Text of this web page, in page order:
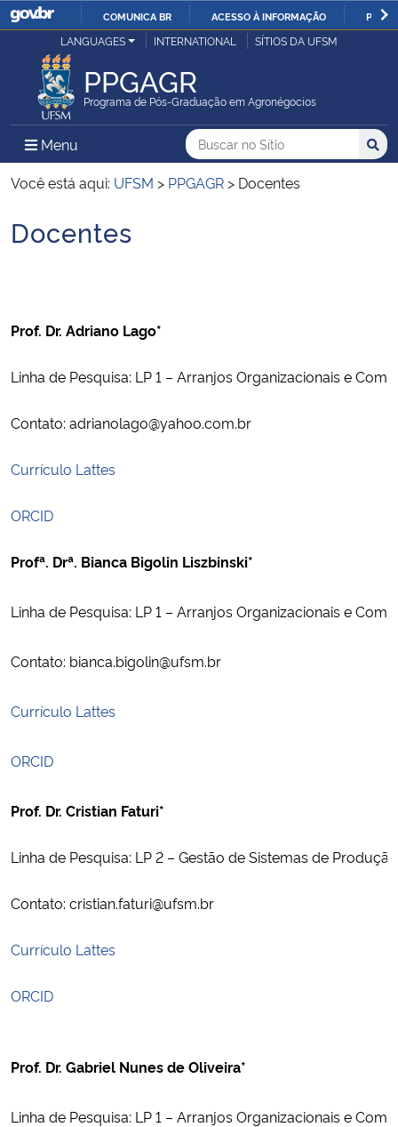
IR
COMUNICA BR ACESSO À INFORMAÇÃO
Ministério da Justiça e Segurança Pública
Ministério da Defesa
Ministério das Relações Exteriores
Ministério da Economia
Ministério de Minas e Energia
Ministério da Ciência, Tecnologia, Inovações e Comunicações
Planalto
LANGUAGES INTERNATIONAL SÍTIOS DA UFSM
PPGAGR
Programa de Pós-Graduação em Agronégocios
Menu Menu Principal do Sítio
Busca
Buscar no no Sítio
Busca:
Você está aqui: UFSM > PPGAGR > Docentes
Início do conteúdo
Docentes
Prof. Dr. Adriano Lago*
Linha de Pesquisa: LP 1 – Arranjos Organizacionais e
Contato: adrianolago@yahoo.com.br
Currículo Lattes
ORCID
Profª. Drª. Bianca Bigolin Liszbinski*
Linha de Pesquisa: LP 1 – Arranjos Organizacionais e
Contato: bianca.bigolin@ufsm.br
Currículo Lattes
ORCID
Prof. Dr. Cristian Faturi*
Linha de Pesquisa: LP 2 – Gestão de Sistemas de
Contato: cristian.faturi@ufsm.br
Currículo Lattes
ORCID
Prof. Dr. Gabriel Nunes de Oliveira*
Linha de Pesquisa: LP 1 – Arranjos Organizacionais e